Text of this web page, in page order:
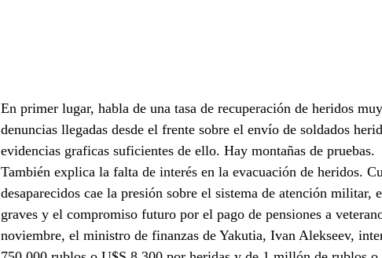
En primer lugar, habla de una tasa de recuperación de heridos
denuncias llegadas desde el frente sobre el envío de soldados
evidencias graficas suficientes de ello. Hay montañas de pruebas.
También explica la falta de interés en la evacuación de heridos.
desaparecidos cae la presión sobre el sistema de atención militar,
graves y el compromiso futuro por el pago de pensiones a
noviembre, el ministro de finanzas de Yakutia, Ivan Alekseev,